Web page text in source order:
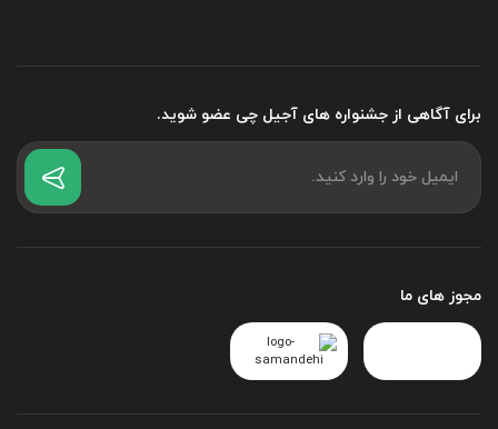
برای آگاهی از جشنواره های آجیل چی عضو شوید.
مجوز های ما